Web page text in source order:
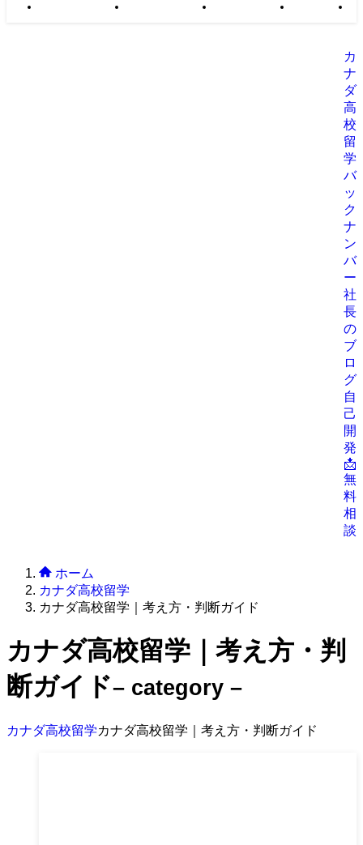
カナダ高校留学 バックナンバー 社長のブログ 自己開発
カ
ナ
ダ
高
校
留
学
バ
ッ
ク
ナ
ン
バ
ー
社
長
の
ブ
ロ
グ
自
己
開
発
📩
無
料
相
談
ホーム
カナダ高校留学
カナダ高校留学｜考え方・判断ガイド
カナダ高校留学｜考え方・判
断ガイド– category –
カナダ高校留学カナダ高校留学｜考え方・判断ガイド